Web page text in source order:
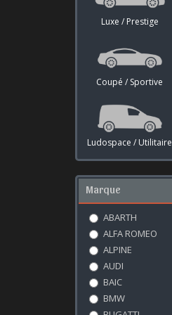
Luxe / Prestige
Coupé / Sportive
Ludospace / Utilitaire
Marque
ABARTH
ALFA ROMEO
ALPINE
AUDI
BAIC
BMW